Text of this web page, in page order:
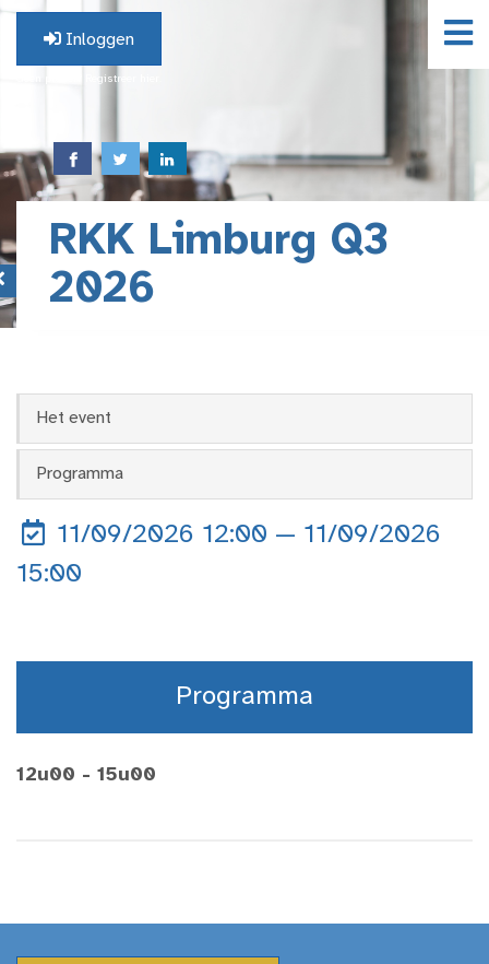
Inloggen
Geen profiel? Registreer hier.
RKK Limburg Q3
2026
Het event
Programma
11/09/2026 12:00 — 11/09/2026
15:00
Programma
12u00 - 15u00